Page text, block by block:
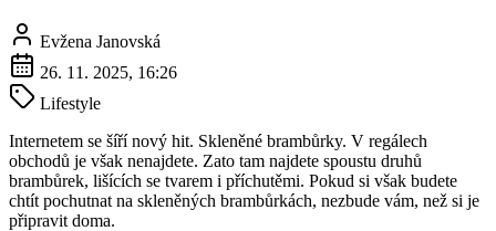
Evžena Janovská
26. 11. 2025, 16:26
Lifestyle
Internetem se šíří nový hit. Skleněné brambůrky. V regálech
obchodů je však nenajdete. Zato tam najdete spoustu druhů
brambůrek, lišících se tvarem i příchutěmi. Pokud si však budete
chtít pochutnat na skleněných brambůrkách, nezbude vám, než si je
připravit doma.